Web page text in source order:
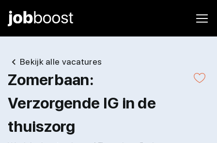
Bekijk alle vacatures
Zomerbaan:
Verzorgende IG in de
thuiszorg